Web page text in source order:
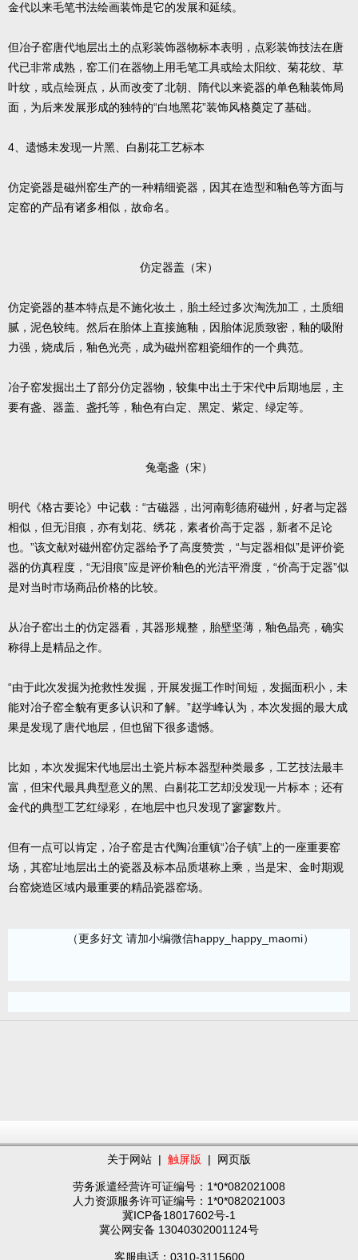
金代以来毛笔书法绘画装饰是它的发展和延续。
但冶子窑唐代地层出土的点彩装饰器物标本表明，点彩装饰技法在唐
代已非常成熟，窑工们在器物上用毛笔工具或绘太阳纹、菊花纹、草
叶纹，或点绘斑点，从而改变了北朝、隋代以来瓷器的单色釉装饰局
面，为后来发展形成的独特的“白地黑花”装饰风格奠定了基础。
4、遗憾未发现一片黑、白剔花工艺标本
仿定瓷器是磁州窑生产的一种精细瓷器，因其在造型和釉色等方面与
定窑的产品有诸多相似，故命名。
仿定器盖（宋）
仿定瓷器的基本特点是不施化妆土，胎土经过多次淘洗加工，土质细
腻，泥色较纯。然后在胎体上直接施釉，因胎体泥质致密，釉的吸附
力强，烧成后，釉色光亮，成为磁州窑粗瓷细作的一个典范。
冶子窑发掘出土了部分仿定器物，较集中出土于宋代中后期地层，主
要有盏、器盖、盏托等，釉色有白定、黑定、紫定、绿定等。
兔毫盏（宋）
明代《格古要论》中记载：“古磁器，出河南彰德府磁州，好者与定器
相似，但无泪痕，亦有划花、绣花，素者价高于定器，新者不足论
也。”该文献对磁州窑仿定器给予了高度赞赏，“与定器相似”是评价瓷
器的仿真程度，“无泪痕”应是评价釉色的光洁平滑度，“价高于定器”似
是对当时市场商品价格的比较。
从冶子窑出土的仿定器看，其器形规整，胎壁坚薄，釉色晶亮，确实
称得上是精品之作。
“由于此次发掘为抢救性发掘，开展发掘工作时间短，发掘面积小，未
能对冶子窑全貌有更多认识和了解。”赵学峰认为，本次发掘的最大成
果是发现了唐代地层，但也留下很多遗憾。
比如，本次发掘宋代地层出土瓷片标本器型种类最多，工艺技法最丰
富，但宋代最具典型意义的黑、白剔花工艺却没发现一片标本；还有
金代的典型工艺红绿彩，在地层中也只发现了寥寥数片。
但有一点可以肯定，冶子窑是古代陶冶重镇“冶子镇”上的一座重要窑
场，其窑址地层出土的瓷器及标本品质堪称上乘，当是宋、金时期观
台窑烧造区域内最重要的精品瓷器窑场。
（更多好文 请加小编微信happy_happy_maomi）
关于网站 | 触屏版 | 网页版
劳务派遣经营许可证编号：1*0*082021008
人力资源服务许可证编号：1*0*082021003
冀ICP备18017602号-1
冀公网安备 13040302001124号
客服电话：0310-3115600